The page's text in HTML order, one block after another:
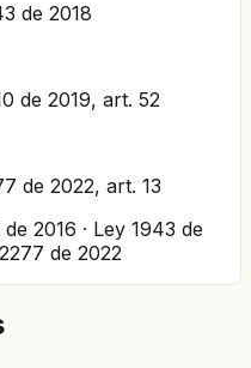
de 2018
de 2019, art. 52
de 2022, art. 13
de 2016 · Ley 1943 de
de 2022